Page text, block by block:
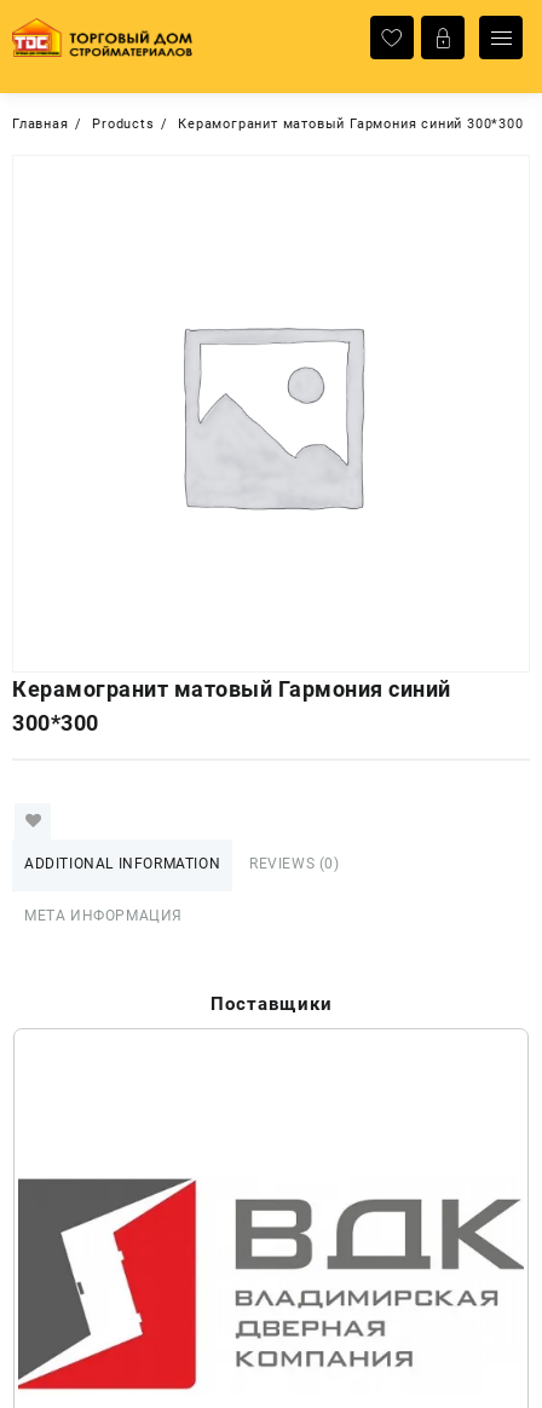
содержимому
Главная Products Керамогранит матовый Гармония синий 300*300
Керамогранит матовый Гармония синий
300*300
ADDITIONAL INFORMATION REVIEWS (0)
МЕТА ИНФОРМАЦИЯ
Поставщики